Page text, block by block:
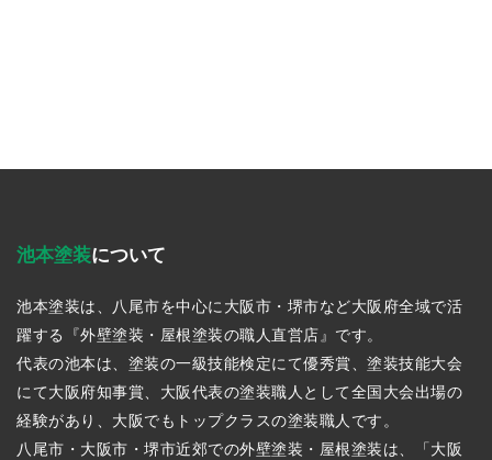
池本塗装について
池本塗装は、八尾市を中心に大阪市・堺市など大阪府全域で活
躍する『外壁塗装・屋根塗装の職人直営店』です。
代表の池本は、塗装の一級技能検定にて優秀賞、塗装技能大会
にて大阪府知事賞、大阪代表の塗装職人として全国大会出場の
経験があり、大阪でもトップクラスの塗装職人です。
八尾市・大阪市・堺市近郊での外壁塗装・屋根塗装は、「大阪